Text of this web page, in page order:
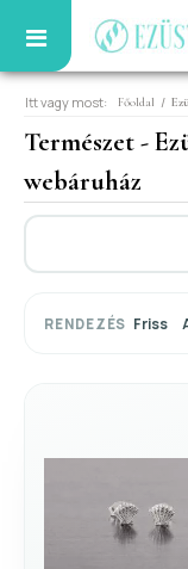
Itt vagy most: Főoldal /
Természet -
webáruház
RENDEZÉS Friss